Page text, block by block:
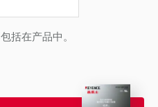
括在产品中。